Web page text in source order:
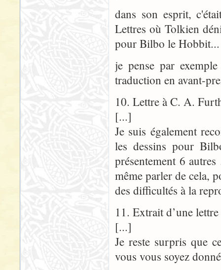
dans son esprit,
Lettres où Tolkien
pour Bilbo le Hobbit...
je pense par
traduction en avant-
10. Lettre à C. A.
[...]
Je suis également
les dessins pour
présentement 6
même parler de cela,
des difficultés à la
11. Extrait d’une
[...]
Je reste surpris que
vous vous soyez